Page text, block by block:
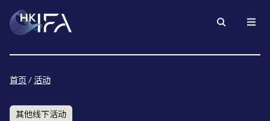
首页/ 活动
其他线下活动